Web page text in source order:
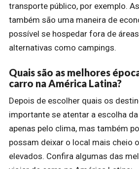
transporte público, por exemplo.
também são uma maneira de
possível se hospedar fora de
alternativas como campings.
Quais são as melhores
carro na América Latina?
Depois de escolher quais os
importante se atentar a escolha
apenas pelo clima, mas também
possam deixar o local mais cheio
elevados. Confira algumas das